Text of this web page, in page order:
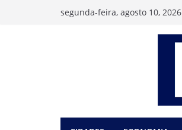
segunda-feira, agosto 10, 2026